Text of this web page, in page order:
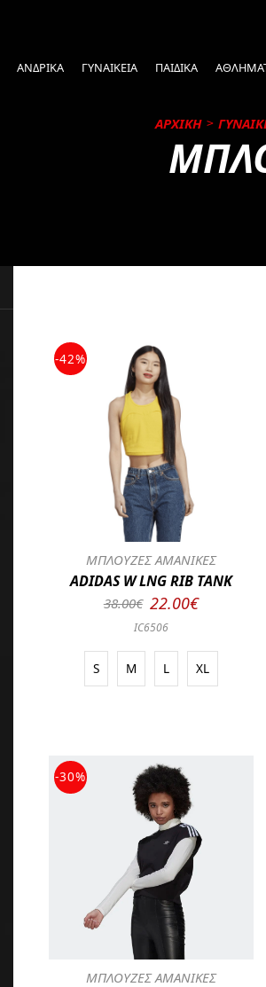
ΑΝΔΡΙΚΑ ΓΥΝΑΙΚΕΙΑ ΠΑΙΔΙΚΑ
ΑΡΧΙΚΗ
-42%
ΜΠΛΟΥΖΕΣ ΑΜΑΝΙΚΕΣ
ADIDAS W LNG RIB TANK
38.00€ 22.00€
IC6506
S M L XL
-30%
ΜΠΛΟΥΖΕΣ ΑΜΑΝΙΚΕΣ